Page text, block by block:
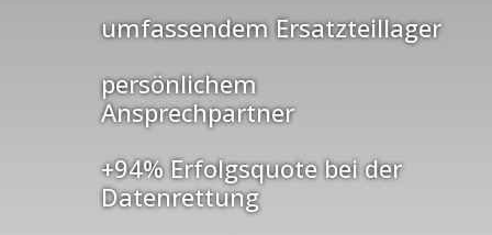
umfassendem Ersatzteillager
persönlichem
Ansprechpartner
+94% Erfolgsquote bei der
Datenrettung